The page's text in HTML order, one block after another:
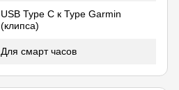
USB Type C к Type Garmin
(клипса)
Для смарт часов